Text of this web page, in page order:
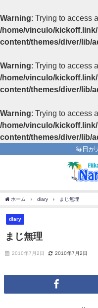
Warning: Trying to access
/home/vinculo/
content/themes/diver/lib/
Warning: Trying to access
/home/vinculo/
content/themes/diver/lib/
Warning: Trying to access
/home/vinculo/
content/themes/diver/lib/
毎日が
ホーム diary まじ無理
diary
まじ無理
2010年7月2日 2010年7月2日